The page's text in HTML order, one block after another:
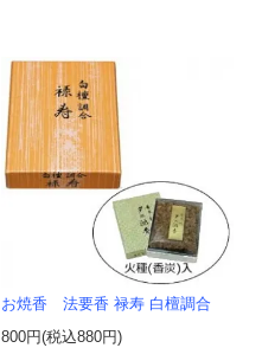
お焼香 法要香 禄寿 白檀調合
800円(税込880円)